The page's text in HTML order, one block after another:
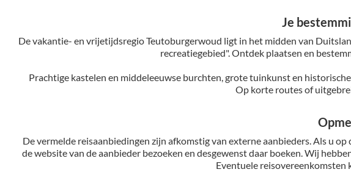
Je
De vakantie- en vrijetijdsregio Teutoburgerwoud ligt in het midden van
recreatiegebied". Ontdek plaatsen en
Prachtige kastelen en middeleeuwse burchten, grote tuinkunst en
Op korte routes of
De vermelde reisaanbiedingen zijn afkomstig van externe aanbieders. Als u
de website van de aanbieder bezoeken en desgewenst daar boeken. Wij
Eventuele reisovereenkomsten